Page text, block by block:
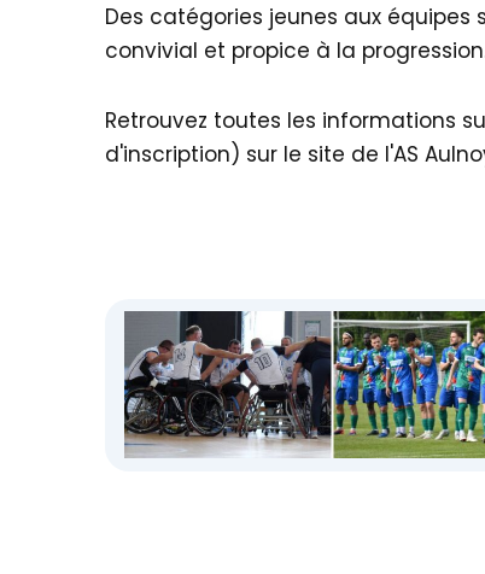
Des catégories jeunes aux
convivial et propice à la
Retrouvez toutes les informations
d'inscription) sur le site de l'AS